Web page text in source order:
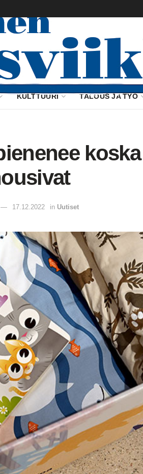
KULTTUURI TALOUS JA TYÖ
koska
17.12.2022 in Uutiset